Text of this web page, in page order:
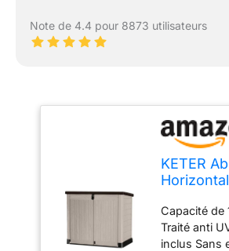
Note de 4.4 pour 8873 utilisateurs
KETER
1200
Capacité de
Traité anti
inclus Sans